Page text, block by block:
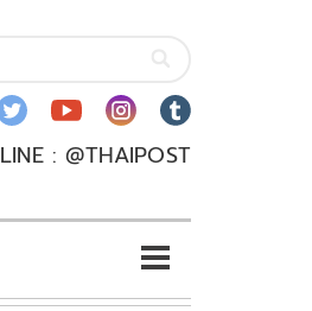
LINE : @THAIPOST